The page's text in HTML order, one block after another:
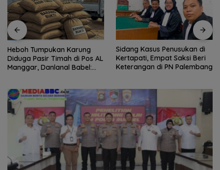
AL
Sidang Kasus Penusukan di
Kertapati, Empat Saksi Beri
Keterangan di PN Palembang
*702 Pegawai Ambil
Clean Energy Day PLN
S2JB Tekan Emisi